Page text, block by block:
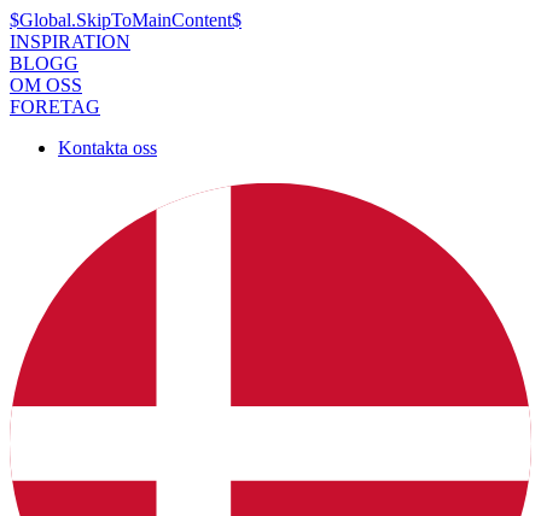
$Global.SkipToMainContent$
INSPIRATION
BLOGG
OM OSS
FORETAG
Kontakta oss